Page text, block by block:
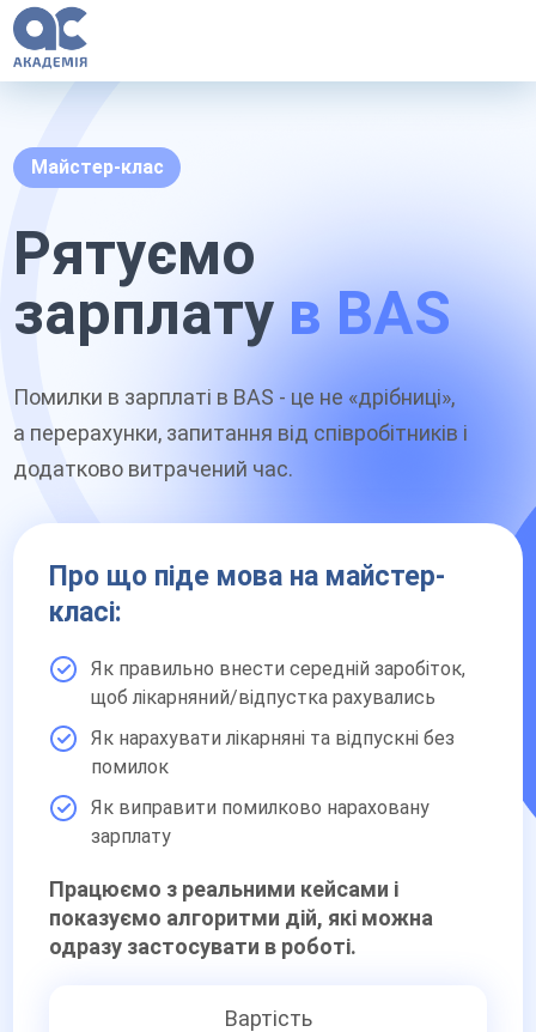
Майстер-клас
Рятуємо
зарплату в BAS
Помилки в зарплаті в BAS - це не «дрібниці»,
а перерахунки, запитання від співробітників і
додатково витрачений час.
Про що піде мова на майстер-
класі:
Як правильно внести середній заробіток,
щоб лікарняний/відпустка рахувались
Як нарахувати лікарняні та відпускні без
помилок
Як виправити помилково нараховану
зарплату
Працюємо з реальними кейсами і
показуємо алгоритми дій, які можна
одразу застосувати в роботі.
Вартість